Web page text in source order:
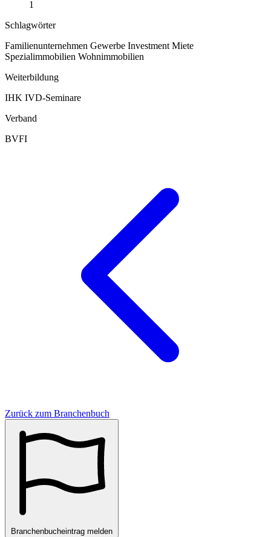
1
Schlagwörter
Familienunternehmen Gewerbe Investment Miete
Spezialimmobilien Wohnimmobilien
Weiterbildung
IHK IVD-Seminare
Verband
BVFI
Zurück zum Branchenbuch
Branchenbucheintrag melden